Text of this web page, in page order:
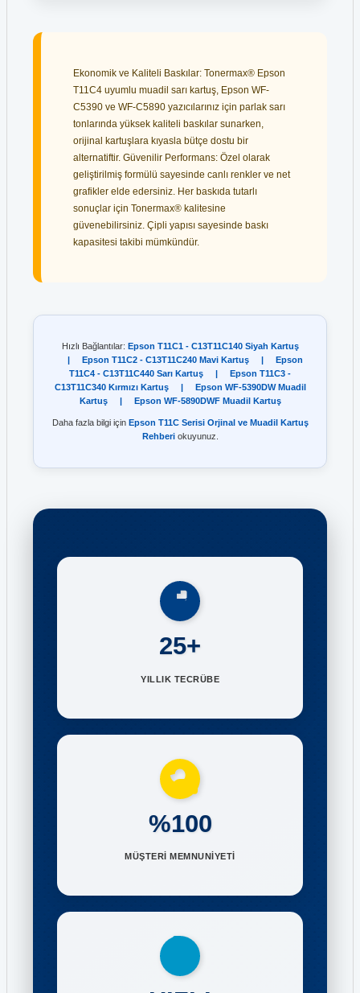
Ekonomik ve Kaliteli Baskılar: Tonermax® Epson
T11C4 uyumlu muadil sarı kartuş, Epson WF-
C5390 ve WF-C5890 yazıcılarınız için parlak sarı
tonlarında yüksek kaliteli baskılar sunarken,
orijinal kartuşlara kıyasla bütçe dostu bir
alternatiftir. Güvenilir Performans: Özel olarak
geliştirilmiş formülü sayesinde canlı renkler ve net
grafikler elde edersiniz. Her baskıda tutarlı
sonuçlar için Tonermax® kalitesine
güvenebilirsiniz. Çipli yapısı sayesinde baskı
kapasitesi takibi mümkündür.
Hızlı Bağlantılar: Epson T11C1 - C13T11C140 Siyah Kartuş
|
Epson T11C2 - C13T11C240 Mavi Kartuş |
Epson
T11C4 - C13T11C440 Sarı Kartuş
|
Epson T11C3 -
C13T11C340 Kırmızı Kartuş
|
Epson WF-5390DW Muadil
Kartuş
| Epson WF-5890DWF Muadil Kartuş
Daha fazla bilgi için Epson T11C Serisi Orjinal ve Muadil Kartuş
Rehberiokuyunuz.
25+
YILLIK TECRÜBE
%100
MÜŞTERİ MEMNUNİYETİ